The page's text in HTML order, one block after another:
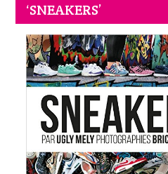
‘SNEAKERS’